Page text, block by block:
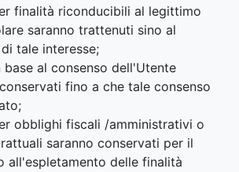
finalità riconducibili al legittimo
saranno trattenuti sino al
tale interesse;
al consenso dell'Utente
fino a che tale consenso
obblighi fiscali /amministrativi o
saranno conservati per il
all'espletamento delle finalità